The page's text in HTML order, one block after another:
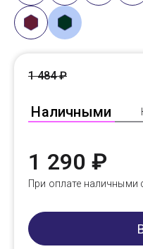
Наличными
1 484 ₽
1 290 ₽
При оплате наличными